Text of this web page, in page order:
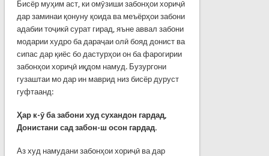
Бисёр муҳим аст, ки омӯзиши забонҳои хориҷӣ
дар заминаи қонуну қоида ва меъёрҳои забони
адабии тоҷикӣ сурат гирад, яъне аввал забони
модарии худро ба дараҷаи олӣ бояд донист ва
сипас дар қиёс бо дастурҳои он ба фарогирии
забонҳои хориҷӣ иқдом намуд. Бузургони
гузаштаи мо дар ин маврид низ бисёр дуруст
гуфтаанд:
Ҳар к-ӯ ба забони худ сухандон гардад,
Донистани сад забон-ш осон гардад.
Аз худ намудани забонҳои хориҷӣ ва дар